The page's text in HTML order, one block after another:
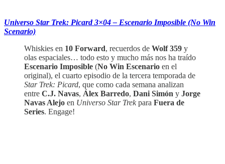
Universo Star Trek: Picard 3×04 – Escenario Imposible (No Win
Scenario)
Whiskies en 10 Forward, recuerdos de Wolf 359 y
olas espaciales… todo esto y mucho más nos ha traído
Escenario Imposible (No Win Escenario en el
original), el cuarto episodio de la tercera temporada de
Star Trek: Picard, que como cada semana analizan
entre C.J. Navas, Álex Barredo, Dani Simón y Jorge
Navas Alejo en Universo Star Trekpara Fuera de
Series. Engage!